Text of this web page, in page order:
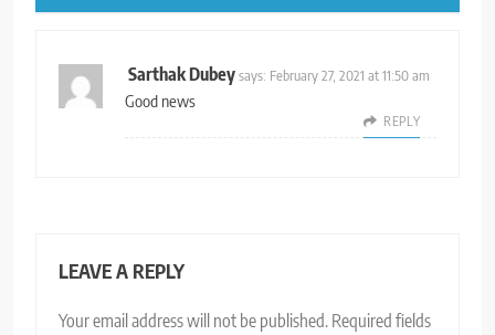
Sarthak Dubeysays: February 27, 2021 at 11:50 am
Good news
REPLY
LEAVE A REPLY
Your email address will not be published. Required fields